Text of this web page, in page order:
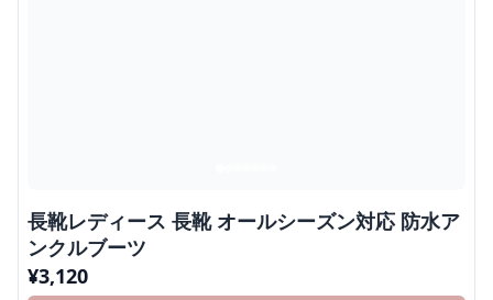
長靴レディース 長靴 オールシーズン対応 防水ア
ンクルブーツ
¥3,120